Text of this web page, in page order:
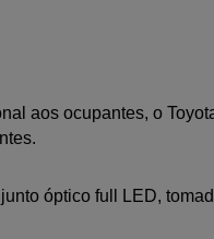
aos ocupantes, o
óptico full LED,